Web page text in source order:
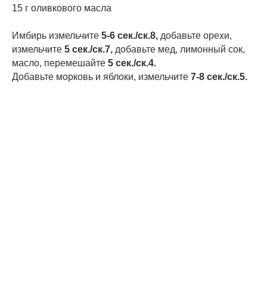
15 г оливкового масла
Имбирь измельчите 5-6 сек./ск.8, добавьте орехи,
измельчите 5 сек./ск.7, добавьте мед, лимонный сок,
масло, перемешайте 5 сек./ск.4.
Добавьте морковь и яблоки, измельчите 7-8 сек./ск.5.